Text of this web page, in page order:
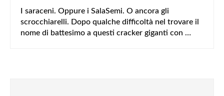
I saraceni. Oppure i SalaSemi. O ancora gli
scrocchiarelli. Dopo qualche difficoltà nel trovare il
nome di battesimo a questi cracker giganti con …